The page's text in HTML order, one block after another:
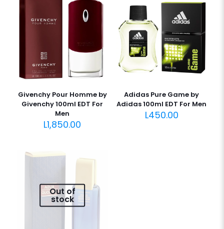
Givenchy Pour Homme by
Givenchy 100ml EDT For
Men
L1,850.00
Adidas Pure Game by
Adidas 100ml EDT For Men
L450.00
Out of
stock